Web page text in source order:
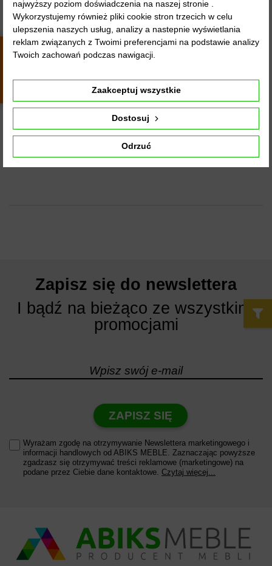
48 GODZIN
Szafa garderoba ubraniowa z półkami MANHATTAN
RYFEL 4 -...
6 540,00 zł
Zapisz się do newslettera
I bądź na bieżąco ze wszystkimi
promocjami
ZAPISZ SIĘ
Wyrażam zgodę na otrzymywanie Newslettera marketingowego i
informacji handlowych od ABIKS MEBLE. Zaznaczając powyższe
zgadzasz się otrzymywać treści reklamowe (marketingowe) na
podane przez Ciebie dane kontaktowe. Czytaj więcej...
najwyższy poziom doświadczenia na naszej stronie .
Wykorzystujemy również pliki cookie stron trzecich w celu
ulepszenia naszych usług, analizy a nastepnie wyświetlania
reklam związanych z Twoimi preferencjami na podstawie analizy
Twoich zachowań podczas nawigacji.
Odrzuć
Dostosuj
Zaakceptuj wszystkie
4.8
z całego